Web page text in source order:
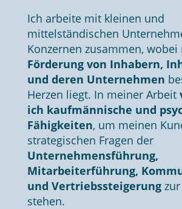
Ich arbeite mit kleinen und
mittelständischen
Konzernen zusammen,
Förderung von Inhabern,
und deren Unternehmen
Herzen liegt. In meiner Arbeit
ich kaufmännische und
Fähigkeiten, um meinen
strategischen Fragen der
Unternehmensführung,
Mitarbeiterführung,
und Vertriebssteigerungzur
stehen.